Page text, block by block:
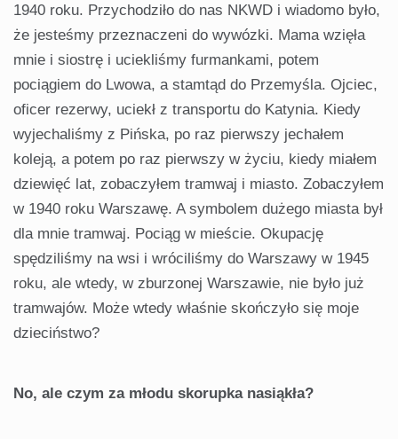
1940 roku. Przychodziło do nas NKWD i wiadomo było,
że jesteśmy przeznaczeni do wywózki. Mama wzięła
mnie i siostrę i uciekliśmy furmankami, potem
pociągiem do Lwowa, a stamtąd do Przemyśla. Ojciec,
oficer rezerwy, uciekł z transportu do Katynia. Kiedy
wyjechaliśmy z Pińska, po raz pierwszy jechałem
koleją, a potem po raz pierwszy w życiu, kiedy miałem
dziewięć lat, zobaczyłem tramwaj i miasto. Zobaczyłem
w 1940 roku Warszawę. A symbolem dużego miasta był
dla mnie tramwaj. Pociąg w mieście. Okupację
spędziliśmy na wsi i wróciliśmy do Warszawy w 1945
roku, ale wtedy, w zburzonej Warszawie, nie było już
tramwajów. Może wtedy właśnie skończyło się moje
dzieciństwo?
No, ale czym za młodu skorupka nasiąkła?